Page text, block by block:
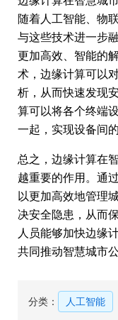
随着人工智能、物
与这些技术进一步
更加高效、智能的
术，边缘计算可以
析，从而快速发现
算可以将各个终端
一起，实现设备间
总之，边缘计算在
越重要的作用。通
以更加高效地管理
决安全隐患，从而
人员能够加快边缘
共同推动智慧城市
分类： 人工智能